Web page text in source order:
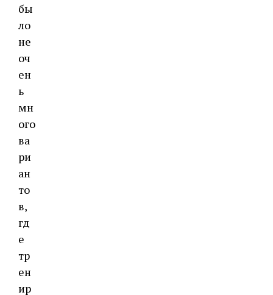
бы
ло
не
оч
ен
ь
мн
ого
ва
ри
ан
то
в,
гд
е
тр
ен
ир